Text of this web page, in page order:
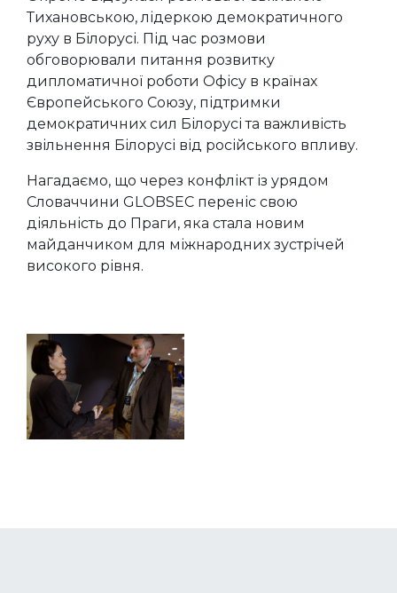
Тихановською, лідеркою демократичного
руху в Білорусі. Під час розмови
обговорювали питання розвитку
дипломатичної роботи Офісу в країнах
Європейського Союзу, підтримки
демократичних сил Білорусі та важливість
звільнення Білорусі від російського впливу.
Нагадаємо, що через конфлікт із урядом
Словаччини GLOBSEC переніс свою
діяльність до Праги, яка стала новим
майданчиком для міжнародних зустрічей
високого рівня.